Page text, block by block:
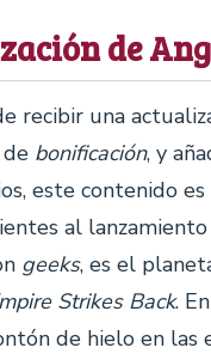
de
recibir una
bonificación, y
este contenido
al
geeks, es el
Strikes Back.
de hielo en las